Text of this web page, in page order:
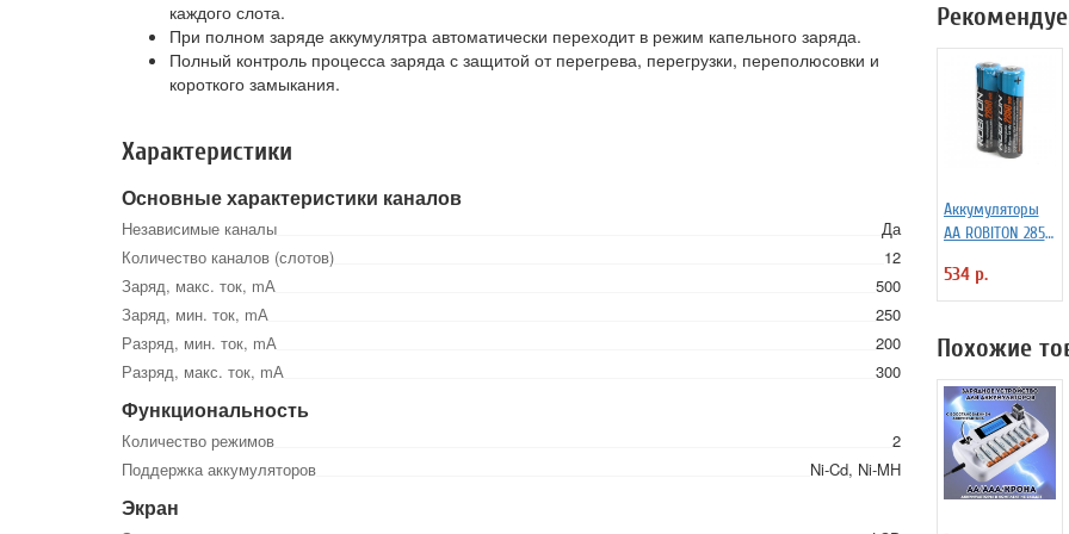
каждого слота.
При полном заряде аккумулятра автоматически переходит в режим капельного заряда.
Полный контроль процесса заряда с защитой от перегрева, перегрузки, переполюсовки и
короткого замыкания.
Характеристики
Основные характеристики каналов
Независимые каналы
Да
Количество каналов (слотов)
12
Заряд, макс. ток, mА
500
Заряд, мин. ток, mА
250
Разряд, мин. ток, mА
200
Разряд, макс. ток, mА
300
Функциональность
Количество режимов
2
Поддержка аккумуляторов
Ni-Cd, Ni-MH
Экран
Аккумуляторы
АА ROBITON 2850
534 р.
Похожие